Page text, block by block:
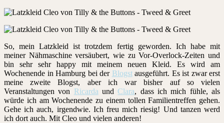
So, mein Latzkleid ist trotzdem fertig geworden. Ich habe mit
meiner Nähmaschine versäubert, wie zu Vor-Overlock-Zeiten und
bin sehr sehr happy mit meinem neuen Kleid. Es wird am
Wochenende in Hamburg bei der Blogstausgeführt. Es ist zwar erst
meine zweite Blogst, aber ich war bisher auf so vielen
Veranstaltungen von Ricarda undClara, dass ich mich fühle, als
würde ich am Wochenende zu einem tollen Familientreffen gehen.
Gehe ich auch, irgendwie. Ich freu mich riesig! Und tanzen werd
ich dort auch. Mit Cleo und vielen anderen!